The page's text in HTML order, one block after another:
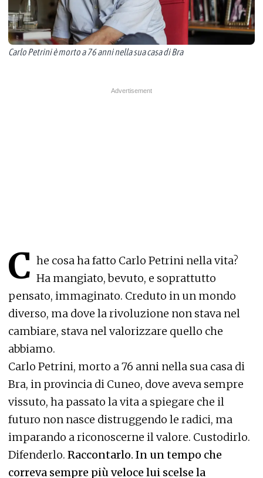
Carlo Petrini è morto a 76 anni nella sua casa di Bra
C he cosa ha fatto Carlo Petrini nella vita?
Ha mangiato, bevuto, e soprattutto
pensato, immaginato. Creduto in un mondo
diverso, ma dove la rivoluzione non stava nel
cambiare, stava nel valorizzare quello che
abbiamo.
Carlo Petrini, morto a 76 anni nella sua casa di
Bra, in provincia di Cuneo, dove aveva sempre
vissuto, ha passato la vita a spiegare che il
futuro non nasce distruggendo le radici, ma
imparando a riconoscerne il valore. Custodirlo.
Difenderlo. Raccontarlo. In un tempo che
correva sempre più veloce lui scelse la